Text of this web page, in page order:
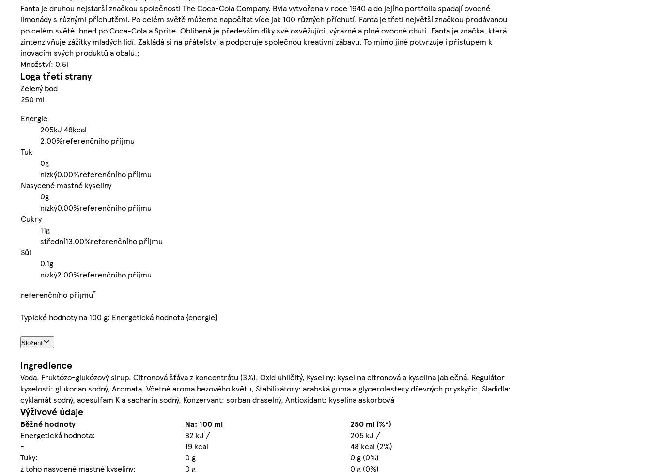
Fanta je druhou nejstarší značkou společnosti The Coca-Cola Company. Byla vytvořena v roce 1940 a do jejího portfolia spadají ovocné
limonády s různými příchutěmi. Po celém světě můžeme napočítat více jak 100 různých příchutí. Fanta je třetí největší značkou prodávanou
po celém světě, hned po Coca-Cola a Sprite. Oblíbená je především díky své osvěžující, výrazné a plné ovocné chuti. Fanta je značka, která
zintenzivňuje zážitky mladých lidí. Zakládá si na přátelství a podporuje společnou kreativní zábavu. To mimo jiné potvrzuje i přístupem k
inovacím svých produktů a obalů.;
Množství: 0.5l
Loga třetí strany
Zelený bod
250 ml
Energie
205kJ 48kcal
2.00%referenčního příjmu
Tuk
0g
nízký0.00%referenčního příjmu
Nasycené mastné kyseliny
0g
nízký0.00%referenčního příjmu
Cukry
11g
střední13.00%referenčního příjmu
Sůl
0.1g
nízký2.00%referenčního příjmu
referenčního příjmu*
Typické hodnoty na 100 g: Energetická hodnota {energie}
Složení
Ingredience
Voda, Fruktózo-glukózový sirup, Citronová šťáva z koncentrátu (3%), Oxid uhličitý, Kyseliny: kyselina citronová a kyselina jablečná, Regulátor
kyselosti: glukonan sodný, Aromata, Včetně aroma bezového květu, Stabilizátory: arabská guma a glycerolestery dřevných pryskyřic, Sladidla:
cyklamát sodný, acesulfam K a sacharin sodný, Konzervant: sorban draselný, Antioxidant: kyselina askorbová
Výživové údaje
Běžné hodnoty Na: 100 ml
250 ml (%*)
Energetická hodnota:
82 kJ /
205 kJ /
-
19 kcal
48 kcal (2%)
Tuky:
0 g
0 g (0%)
z toho nasycené mastné kyseliny:
0 g
0 g (0%)